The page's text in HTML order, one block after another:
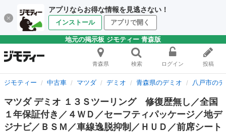
アプリならお得な情報を見逃さない！
インストール アプリで開く
地元の掲示板 ジモティー 青森版
青森県 検索 ログイン 投稿
ジモティー 中古車 マツダ デミオ 青森県のデミオ 八戸市の
マツダ デミオ １３Ｓツーリング 修復歴無し／全国
１年保証付き／４ＷＤ／セーフティパッケージ／地デ
ジナビ／ＢＳＭ／車線逸脱抑制／ＨＵＤ／前席シート